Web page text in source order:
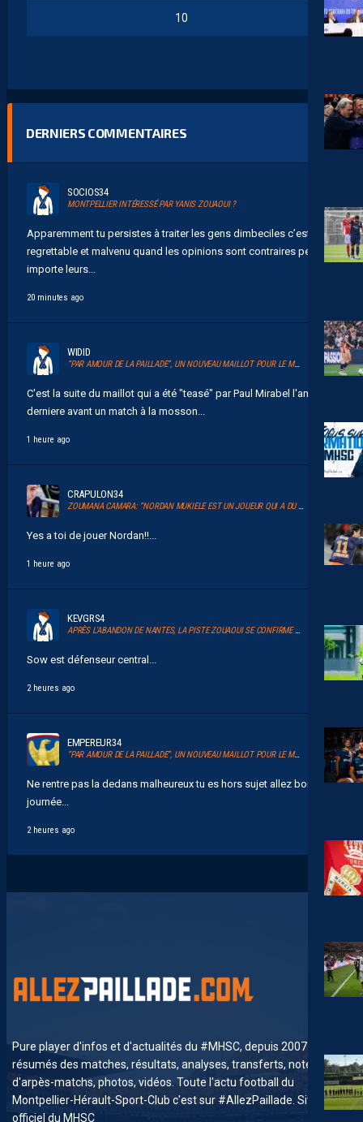
10
DERNIERS COMMENTAIRES
SOCIOS34
MONTPELLIER INTÉRESSÉ PAR YANIS ZOUAOUI ?
Apparemment tu persistes à traiter les gens dimbeciles c’est
regrettable et malvenu quand les opinions sont contraires peu
importe leurs...
20 minutes ago
WIDID
“PAR AMOUR DE LA PAILLADE”, UN NOUVEAU MAILLOT POUR LE MHSC
C'est la suite du maillot qui a été "teasé" par Paul Mirabel l'année
derniere avant un match à la mosson...
1 heure ago
CRAPULON34
ZOUMANA CAMARA: “NORDAN MUKIELE EST UN JOUEUR QUI A DU TALENT”
Yes a toi de jouer Nordan!!...
1 heure ago
KEVGRS4
APRÈS L’ABANDON DE NANTES, LA PISTE ZOUAOUI SE CONFIRME À MONTPELLIER
Sow est défenseur central...
2 heures ago
EMPEREUR34
“PAR AMOUR DE LA PAILLADE”, UN NOUVEAU MAILLOT POUR LE MHSC
Ne rentre pas la dedans malheureux tu es hors sujet allez bonne
journée...
2 heures ago
Pure player d'infos et d'actualités du #MHSC, depuis 2007. News,
résumés des matches, résultats, analyses, transferts, notes
d'arpès-matchs, photos, vidéos. Toute l'actu football du
Montpellier-Hérault-Sport-Club c'est sur #AllezPaillade. Site non-
officiel du MHSC